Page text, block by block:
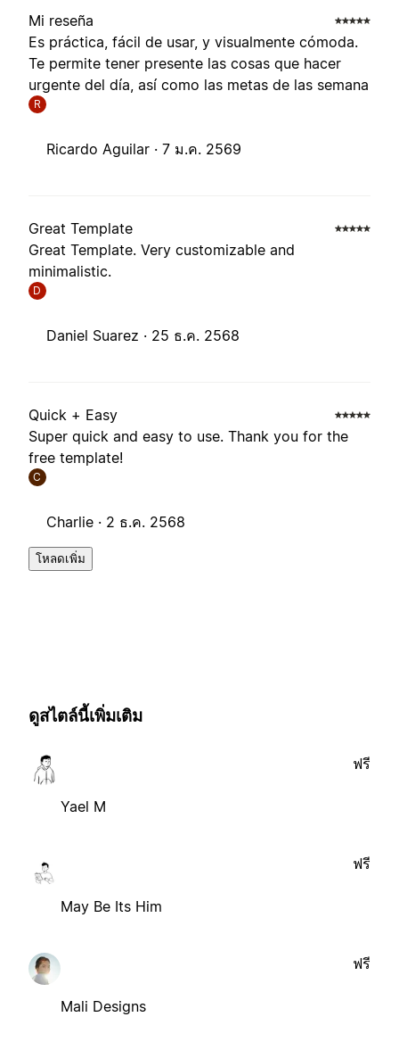
Mi reseña
Es práctica, fácil de usar, y visualmente cómoda.
Te permite tener presente las cosas que hacer
urgente del día, así como las metas de las semana
R
Ricardo Aguilar · 7 ม.ค. 2569
Great Template
Great Template. Very customizable and
minimalistic.
D
Daniel Suarez · 25 ธ.ค. 2568
Quick + Easy
Super quick and easy to use. Thank you for the
free template!
C
Charlie · 2 ธ.ค. 2568
โหลดเพิ่ม
ดูสไตล์นี้เพิ่มเติม
Yael M
ฟรี
May Be Its Him
ฟรี
Mali Designs
ฟรี